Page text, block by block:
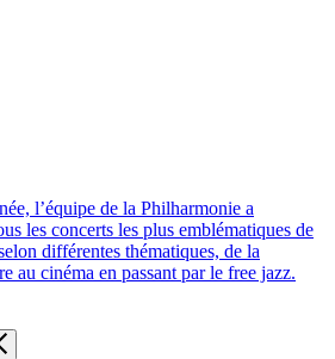
l’équipe de la Philharmonie a
les concerts les plus emblématiques de
différentes thématiques, de la
au cinéma en passant par le free jazz.